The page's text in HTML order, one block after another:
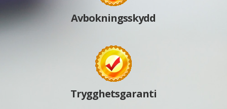
Avbokningsskydd
Trygghetsgaranti